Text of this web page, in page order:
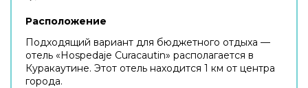
Расположение
Подходящий вариант для бюджетного отдыха —
отель «Hospedaje Curacautin» располагается в
Куракаутине. Этот отель находится 1 км от центра
города.